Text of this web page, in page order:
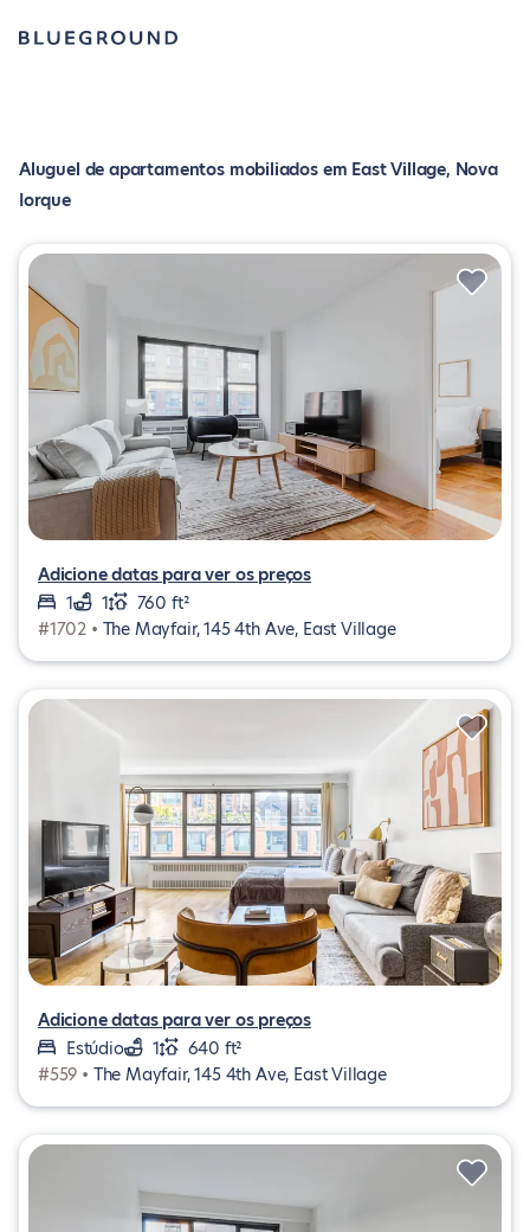
Aluguel de apartamentos mobiliados em East Village, Nova
Iorque
Adicione datas para ver os preços
1
1
760 ft²
#1702 • The Mayfair, 145 4th Ave, East Village
Adicione datas para ver os preços
Estúdio
1
640 ft²
#559 • The Mayfair, 145 4th Ave, East Village